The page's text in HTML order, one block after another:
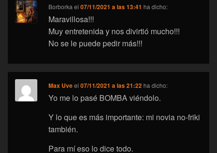
Borborka el07/11/2021 a las 13:41 ha dicho:
Maravillosa!!!
Muy entretenida y nos divirtió mucho!!!
No se le puede pedir más!!!
Max Uveel07/11/2021 a las 21:22 ha dicho:
Yo me lo pasé BOMBA viéndolo.
Y lo que es más importante: mi novia no-friki
también.
Para mí eso lo dice todo.